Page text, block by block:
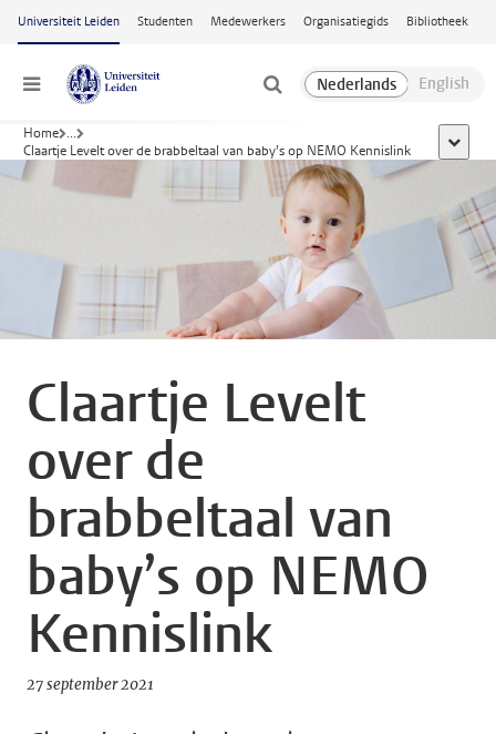
Ga naar hoofdinhoud
Universiteit Leiden Studenten Medewerkers Organisatiegids Bibliotheek
Menu
Home ...
Claartje Levelt over de brabbeltaal van baby’s op NEMO Kennislink
toon
Claartje Levelt
over de
brabbeltaal van
baby’s op NEMO
Kennislink
27 september 2021